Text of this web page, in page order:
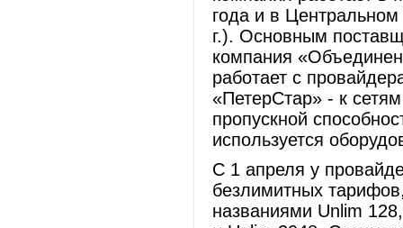
года и в
г.). Основным
компания
работает с
«ПетерСтар» - к
пропускной
используется
С 1 апреля у
безлимитных
названиями Unlim